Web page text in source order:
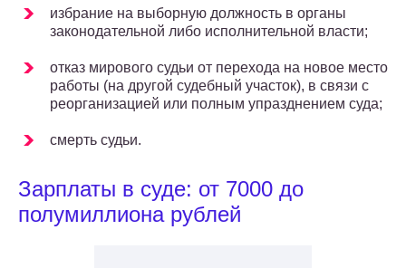
избрание на выборную должность в органы
законодательной либо исполнительной власти;
отказ мирового судьи от перехода на новое место
работы (на другой судебный участок), в связи с
реорганизацией или полным упразднением суда;
смерть судьи.
Зарплаты в суде: от 7000 до
полумиллиона рублей